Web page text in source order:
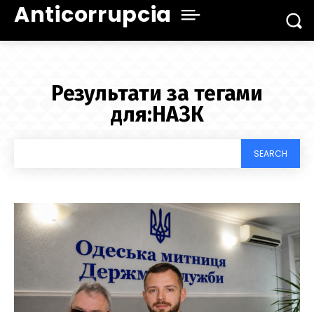
Anticorrupcia
Результати за тегами
для:НАЗК
SEARCH